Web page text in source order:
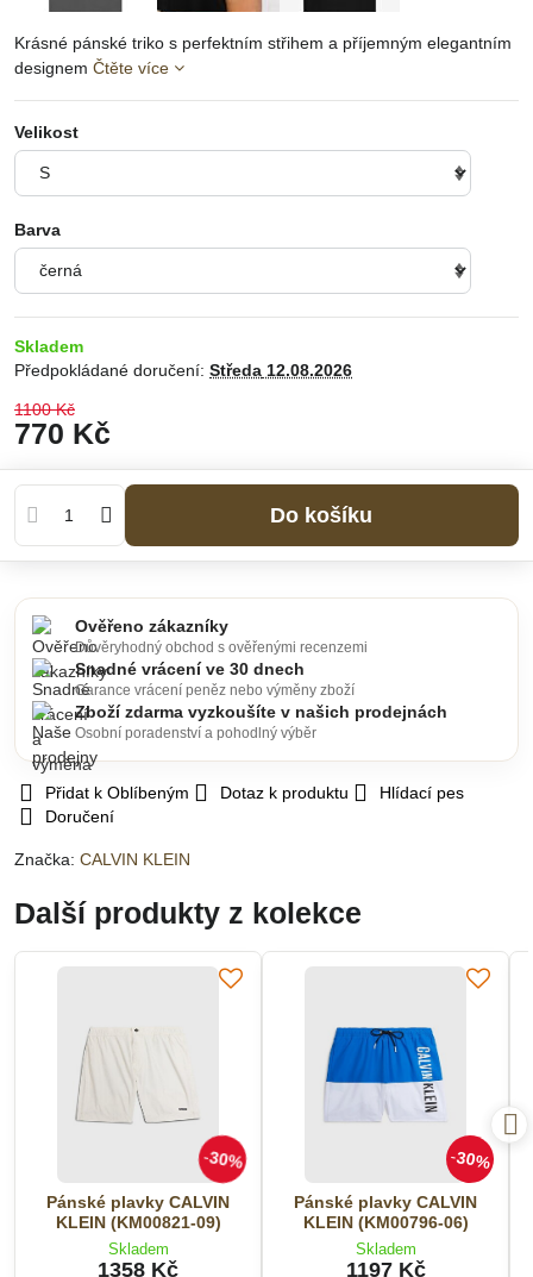
Krásné pánské triko s perfektním střihem a příjemným elegantním
designem Čtěte více
Velikost
Barva
Skladem
Předpokládané doručení: Středa 12.08.2026
1100 Kč
770 Kč
Do košíku
Přidat k Oblíbeným Dotaz k produktu
Hlídací pes
Doručení
Značka: CALVIN KLEIN
Ověřeno zákazníky
Důvěryhodný obchod s ověřenými recenzemi
Snadné vrácení ve 30 dnech
Garance vrácení peněz nebo výměny zboží
Zboží zdarma vyzkoušíte v našich prodejnách
Osobní poradenství a pohodlný výběr
Další produkty z kolekce
30%
Pánské plavky CALVIN
KLEIN (KM00821-09)
Skladem
1358 Kč
30%
Pánské plavky CALVIN
KLEIN (KM00796-06)
Skladem
1197 Kč